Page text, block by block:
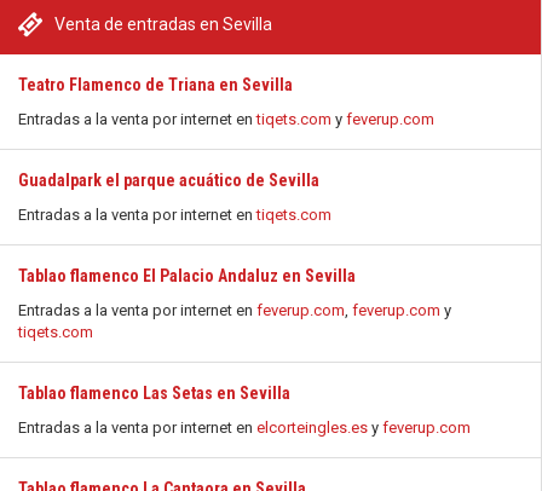
Venta de entradas en Sevilla
Teatro Flamenco de Triana en Sevilla
Entradas a la venta por internet entiqets.com y feverup.com
Guadalpark el parque acuático de Sevilla
Entradas a la venta por internet entiqets.com
Tablao flamenco El Palacio Andaluz en Sevilla
Entradas a la venta por internet en feverup.com, feverup.com y
tiqets.com
Tablao flamenco Las Setas en Sevilla
Entradas a la venta por internet en elcorteingles.es y feverup.com